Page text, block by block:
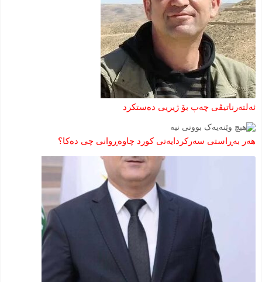
ئەلتەرناتیڤی چەپ بۆ ژیریی دەستکرد
هەر بەڕاستی سەرکردایەتی کورد چاوەڕوانی چی دەکا؟